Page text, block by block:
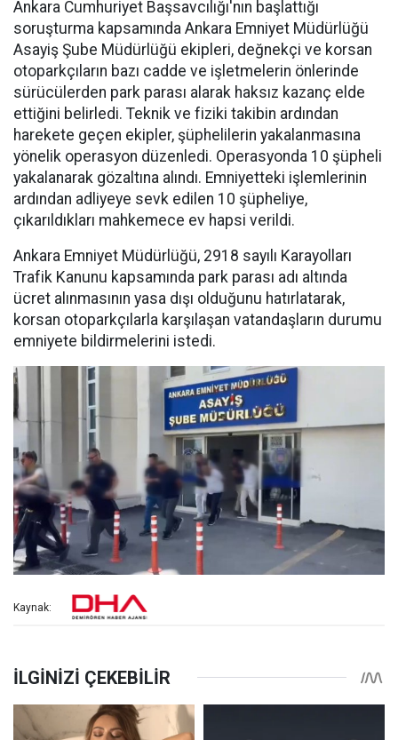
Ankara Cumhuriyet Başsavcılığı'nın başlattığı
soruşturma kapsamında Ankara Emniyet Müdürlüğü
Asayiş Şube Müdürlüğü ekipleri, değnekçi ve korsan
otoparkçıların bazı cadde ve işletmelerin önlerinde
sürücülerden park parası alarak haksız kazanç elde
ettiğini belirledi. Teknik ve fiziki takibin ardından
harekete geçen ekipler, şüphelilerin yakalanmasına
yönelik operasyon düzenledi. Operasyonda 10 şüpheli
yakalanarak gözaltına alındı. Emniyetteki işlemlerinin
ardından adliyeye sevk edilen 10 şüpheliye,
çıkarıldıkları mahkemece ev hapsi verildi.
Ankara Emniyet Müdürlüğü, 2918 sayılı Karayolları
Trafik Kanunu kapsamında park parası adı altında
ücret alınmasının yasa dışı olduğunu hatırlatarak,
korsan otoparkçılarla karşılaşan vatandaşların durumu
emniyete bildirmelerini istedi.
Kaynak: